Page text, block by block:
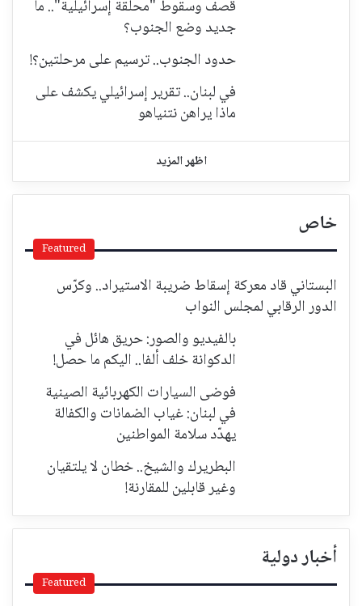
قصف وسقوط "محلقة إسرائيلية".. ما
جديد وضع الجنوب؟
حدود الجنوب.. ترسيم على مرحلتين؟!
في لبنان.. تقرير إسرائيلي يكشف على
ماذا يراهن نتنياهو
اظهر المزيد
خاص
Featured
البستاني قاد معركة إسقاط ضريبة الاستيراد.. وكرّس
الدور الرقابي لمجلس النواب
بالفيديو والصور: حريق هائل في
الدكوانة خلف ألفا.. اليكم ما حصل!
فوضى السيارات الكهربائية الصينية
في لبنان: غياب الضمانات والكفالة
يهدّد سلامة المواطنين
البطريرك والشيخ.. خطان لا يلتقيان
وغير قابلين للمقارنة!
أخبار دولية
Featured